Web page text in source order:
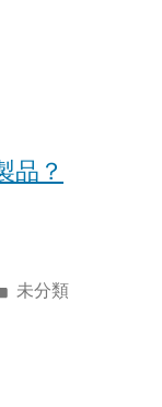
品？
カ
未分類